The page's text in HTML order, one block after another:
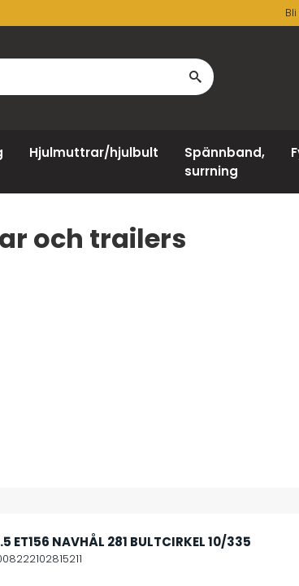
Hjulmuttrar/hjulbult
Spännband,
surrning
och trailers
ET156 NAVHÅL 281 BULTCIRKEL 10/335